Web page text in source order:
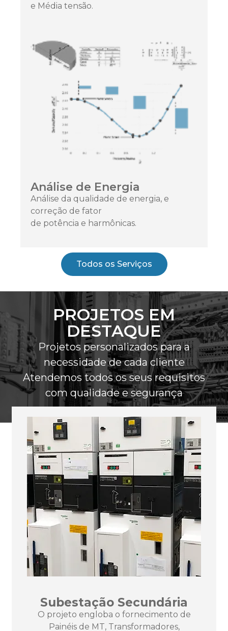
e Média tensão.
Análise de Energia
Análise da qualidade de energia, e
correção de fator
de potência e harmônicas.
ㅤTodos os Serviçosㅤ
PROJETOS EM
DESTAQUE
Projetos personalizados para a
necessidade de cada cliente
Atendemos todos os seus requisitos
com qualidade e segurança
Subestação Secundária
O projeto engloba o fornecimento de
Painéis de MT, Transformadores,